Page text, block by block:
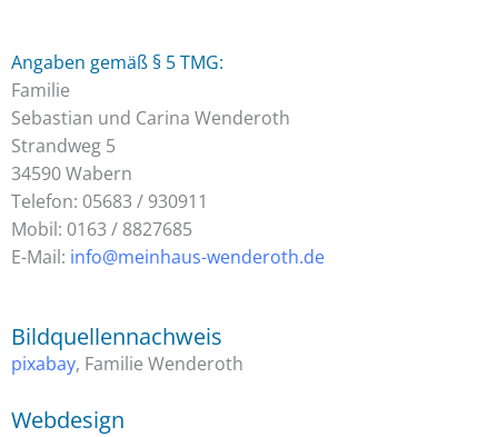
Angaben gemäß § 5 TMG:
Familie
Sebastian und Carina Wenderoth
Strandweg 5
34590 Wabern
Telefon: 05683 / 930911
Mobil: 0163 / 8827685
E-Mail: info@meinhaus-wenderoth.de
Bildquellennachweis
pixabay, Familie Wenderoth
Webdesign